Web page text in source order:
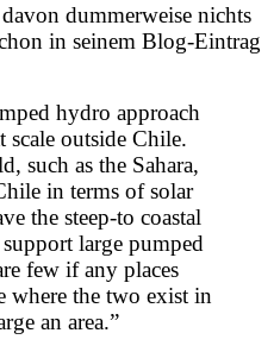
dummerweise nichts
in seinem Blog-Eintrag
hydro approach
scale outside Chile.
such as the Sahara,
in terms of solar
the steep-to coastal
large pumped
few if any places
where the two exist in
an area.”